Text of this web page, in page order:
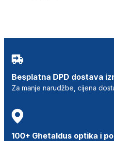
Besplatna DPD dostava
Za manje narudžbe, cijena
100+ Ghetaldus optika i